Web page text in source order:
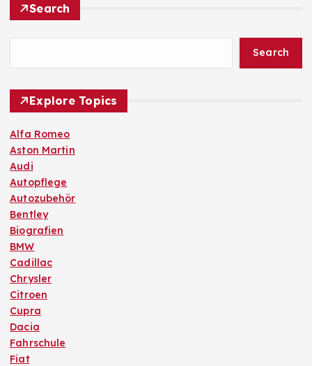
Search
Search
Explore Topics
Alfa Romeo
Aston Martin
Audi
Autopflege
Autozubehör
Bentley
Biografien
BMW
Cadillac
Chrysler
Citroen
Cupra
Dacia
Fahrschule
Fiat